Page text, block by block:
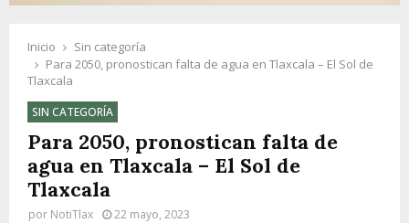
Inicio
Sin categoría
Para 2050, pronostican falta de agua en Tlaxcala – El Sol de
Tlaxcala
SIN CATEGORÍA
Para 2050, pronostican falta de
agua en Tlaxcala – El Sol de
Tlaxcala
por NotiTlax 22 mayo, 2023